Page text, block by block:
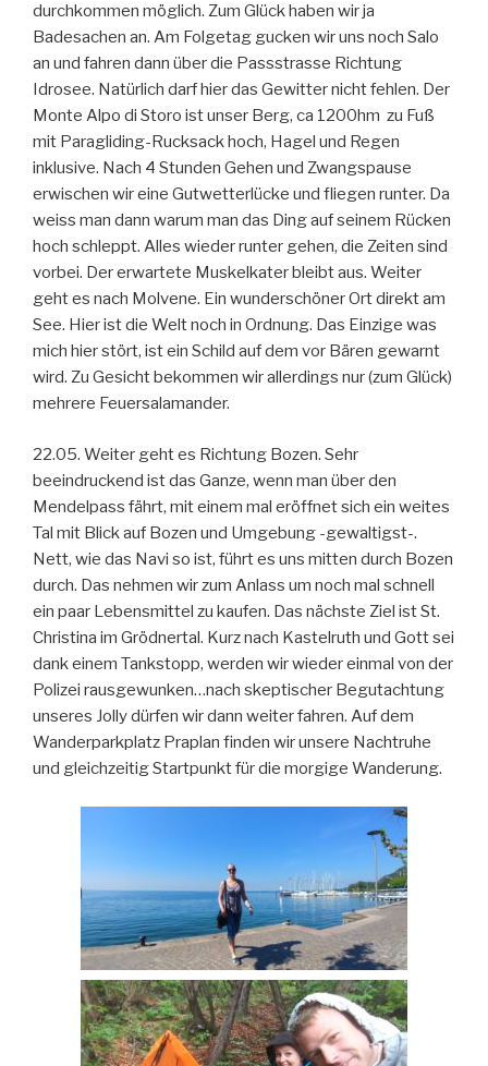
durchkommen möglich. Zum Glück haben wir ja
Badesachen an. Am Folgetag gucken wir uns noch Salo
an und fahren dann über die Passstrasse Richtung
Idrosee. Natürlich darf hier das Gewitter nicht fehlen. Der
Monte Alpo di Storo ist unser Berg, ca 1200hm zu Fuß
mit Paragliding-Rucksack hoch, Hagel und Regen
inklusive. Nach 4 Stunden Gehen und Zwangspause
erwischen wir eine Gutwetterlücke und fliegen runter. Da
weiss man dann warum man das Ding auf seinem Rücken
hoch schleppt. Alles wieder runter gehen, die Zeiten sind
vorbei. Der erwartete Muskelkater bleibt aus. Weiter
geht es nach Molvene. Ein wunderschöner Ort direkt am
See. Hier ist die Welt noch in Ordnung. Das Einzige was
mich hier stört, ist ein Schild auf dem vor Bären gewarnt
wird. Zu Gesicht bekommen wir allerdings nur (zum Glück)
mehrere Feuersalamander.
22.05. Weiter geht es Richtung Bozen. Sehr
beeindruckend ist das Ganze, wenn man über den
Mendelpass fährt, mit einem mal eröffnet sich ein weites
Tal mit Blick auf Bozen und Umgebung -gewaltigst-.
Nett, wie das Navi so ist, führt es uns mitten durch Bozen
durch. Das nehmen wir zum Anlass um noch mal schnell
ein paar Lebensmittel zu kaufen. Das nächste Ziel ist St.
Christina im Grödnertal. Kurz nach Kastelruth und Gott sei
dank einem Tankstopp, werden wir wieder einmal von der
Polizei rausgewunken…nach skeptischer Begutachtung
unseres Jolly dürfen wir dann weiter fahren. Auf dem
Wanderparkplatz Praplan finden wir unsere Nachtruhe
und gleichzeitig Startpunkt für die morgige Wanderung.